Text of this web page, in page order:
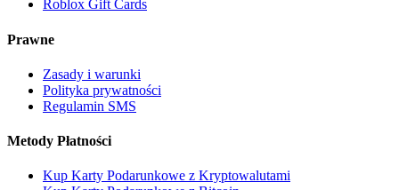
Roblox Gift Cards
Prawne
Zasady i warunki
Polityka prywatności
Regulamin SMS
Metody Płatności
Kup Karty Podarunkowe z Kryptowalutami